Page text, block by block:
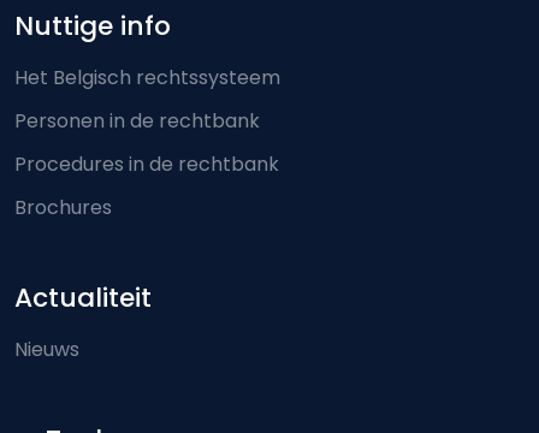
Nuttige info
Het Belgisch rechtssysteem
Personen in de rechtbank
Procedures in de rechtbank
Brochures
Actualiteit
Nieuws